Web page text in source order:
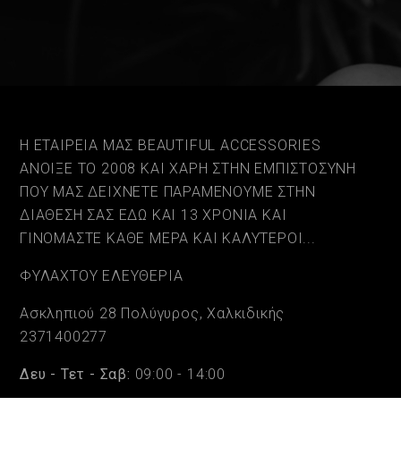
Η ΕΤΑΙΡΕΙΑ ΜΑΣ BEAUTIFUL ACCESSORIES
ΑΝΟΙΞΕ ΤΟ 2008 ΚΑΙ ΧΑΡΗ ΣΤΗΝ ΕΜΠΙΣΤΟΣΥΝΗ
ΠΟΥ ΜΑΣ ΔΕΙΧΝΕΤΕ ΠΑΡΑΜΕΝΟΥΜΕ ΣΤΗΝ
ΔΙΑΘΕΣΗ ΣΑΣ ΕΔΩ ΚΑΙ 13 ΧΡΟΝΙΑ ΚΑΙ
ΓΙΝΟΜΑΣΤΕ ΚΑΘΕ ΜΕΡΑ ΚΑΙ ΚΑΛΥΤΕΡΟΙ...
ΦΥΛΑΧΤΟΥ ΕΛΕΥΘΕΡΙΑ
Ασκληπιού 28 Πολύγυρος, Χαλκιδικής
2371400277
Δευ - Τετ - Σαβ: 09:00 - 14:00